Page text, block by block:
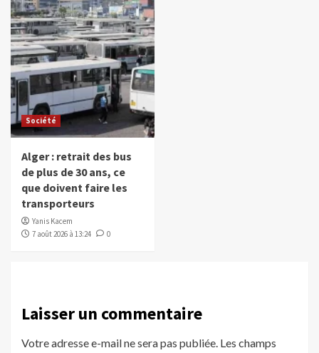
Société
Alger : retrait des bus
de plus de 30 ans, ce
que doivent faire les
transporteurs
Yanis Kacem
7 août 2026 à 13:24
0
Laisser un commentaire
Votre adresse e-mail ne sera pas publiée. Les champs